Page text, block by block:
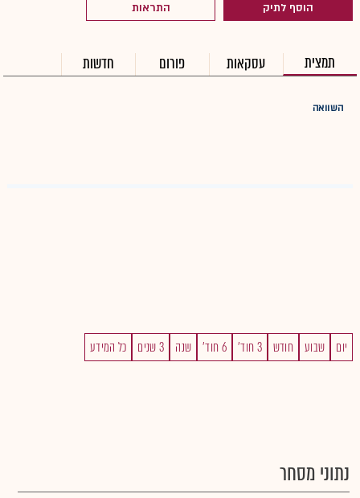
הוסף לתיק התראות
תמצית עסקאות פורום חדשות
השוואה
יום שבוע חודש 3 חוד' 6 חוד' שנה 3 שנים כל המידע
נתוני מסחר